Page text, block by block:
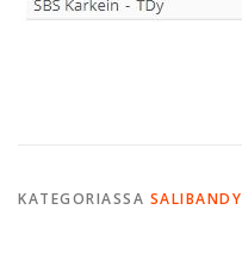
KATEGORIASSA SALIBANDY